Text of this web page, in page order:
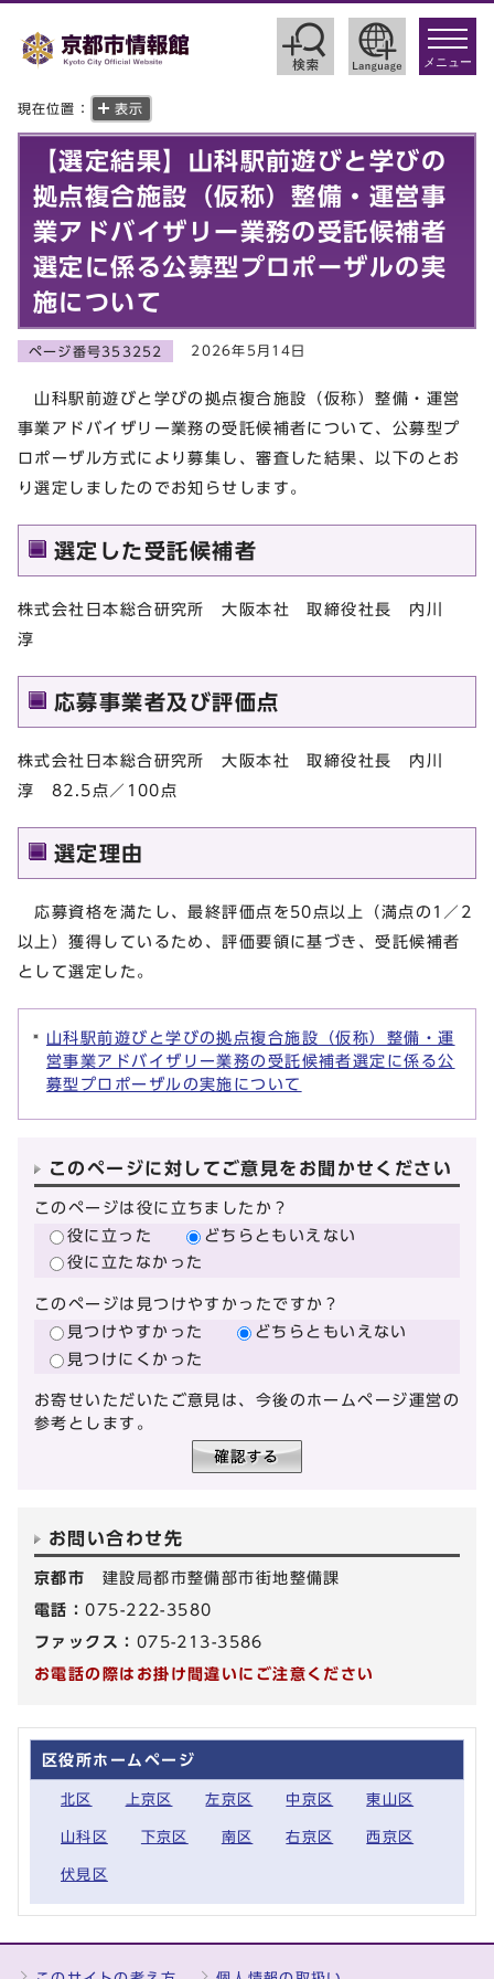
toggle
メニュー
現在位置： 表示
【選定結果】山科駅前遊びと学びの
拠点複合施設（仮称）整備・運営事
業アドバイザリー業務の受託候補者
選定に係る公募型プロポーザルの実
施について
ページ番号353252 2026年5月14日
山科駅前遊びと学びの拠点複合施設（仮称）整備・運営
事業アドバイザリー業務の受託候補者について、公募型プ
ロポーザル方式により募集し、審査した結果、以下のとお
り選定しましたのでお知らせします。
選定した受託候補者
株式会社日本総合研究所 大阪本社 取締役社長 内川
淳
応募事業者及び評価点
株式会社日本総合研究所 大阪本社 取締役社長 内川
淳 82.5点／100点
選定理由
応募資格を満たし、最終評価点を50点以上（満点の1／2
以上）獲得しているため、評価要領に基づき、受託候補者
として選定した。
山科駅前遊びと学びの拠点複合施設（仮称）整備・運
営事業アドバイザリー業務の受託候補者選定に係る公
募型プロポーザルの実施について
このページに対してご意見をお聞かせください
このページは役に立ちましたか？
役に立った
どちらともいえない
役に立たなかった
このページは見つけやすかったですか？
見つけやすかった
どちらともいえない
見つけにくかった
お寄せいただいたご意見は、今後のホームページ運営の
参考とします。
お問い合わせ先
京都市 建設局都市整備部市街地整備課
電話：075-222-3580
ファックス： 075-213-3586
お電話の際はお掛け間違いにご注意ください
区役所ホームページ
北区 上京区 左京区 中京区 東山区
山科区 下京区 南区 右京区 西京区
伏見区